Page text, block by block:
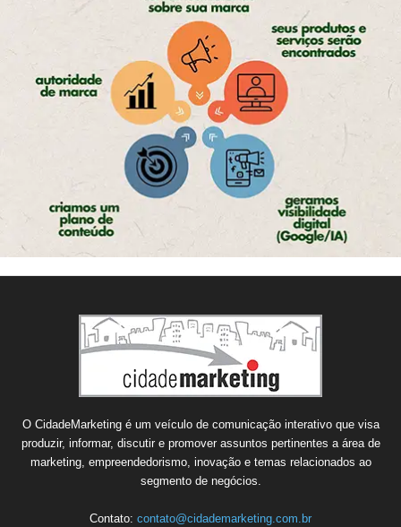
O CidadeMarketing é um veículo de comunicação interativo que visa
produzir, informar, discutir e promover assuntos pertinentes a área de
marketing, empreendedorismo, inovação e temas relacionados ao
segmento de negócios.
Contato: contato@cidademarketing.com.br